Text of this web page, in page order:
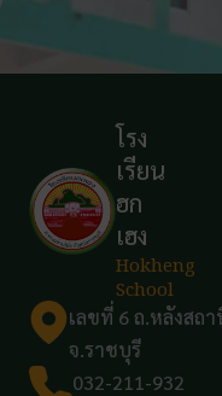
โรง
เรียน
ฮก
เฮง
Hokheng
School
เลขที่ 6 ถ.หลังสถ
จ.ราชบุรี
032-211-932